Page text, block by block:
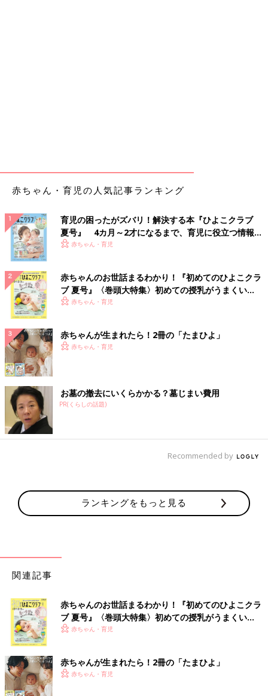
院に連れて行っていました。病院では、最初『小さい子は気管支
われていたんですが、本当にたびたび起こるので、アレルギー検
査はしなかったものの、医師が症状を見て『これ以上咳がひどく
ならないように、吸入の治療をしましょうか』ということに。そ
れで治療をスタートさせました。家でもスチーム吸入器を購入す
るなどして、長男の環境にはいろいろと気をつけていたんです
が、症状はなかなか改善しなかったんです」（インリンさん）
赤ちゃんのころから頻繁に咳をしていたというインリンさんの長
男。咳き込みすぎて、呼吸困難のようになることもあったそうで
す。
「ひどいときは息をするだけでも咳が出てしまって、咳き込みす
ぎると呼吸もうまくできないみたいで、苦しそうにしていまし
た。3～4歳くらいになって言葉を話せるようになっていたころに
は、咳き込んでしまってなかなか話せないということもありまし
たね。
んです。ひと言話したらゴホンゴホン！ ひと言話したらゴホン
子どもがつらそうに咳をしている姿は、見ていて本当にかわいそ
インリンさん一家は、長男が
日本でも台湾でもインリンさんが長男のぜんそくに向き合う日々
は続き、長男が幼稚園の年長さんから小学校低学年にかけて、症
状のピークを迎えたのです。
「台湾に来て、 幼稚園 に入ってからも、毎週のように風邪や胃腸
炎をもらってくるし、風邪をひくと咳が長びくということは変わ
りませんでした。そこで、採血をして、アレルギー検査をしてみ
赤ちゃん・育児の人気記事ランキング
育児の困ったがズバリ！解決する本『ひよこクラブ
夏号』 4カ月～2才になるまで、育児に役立つ情報が
いっぱい！
赤ちゃん・育児
赤ちゃんのお世話まるわかり！『初めてのひよこクラ
ブ 夏号』〈巻頭大特集〉初めての授乳がうまくい
く！ おっぱい・ミルクの基本と夏のトラブル 解決テ
赤ちゃん・育児
赤ちゃんが生まれたら！2冊の「たまひよ」
赤ちゃん・育児
お墓の撤去にいくらかかる？墓じまい費用
PR(くらしの話題)
Recommended by
ランキングをもっと見る
関連記事
赤ちゃんのお世話まるわかり！『初めてのひよこクラ
ブ 夏号』〈巻頭大特集〉初めての授乳がうまくい
く！ おっぱい・ミルクの基本と夏のトラブル 解決テ
赤ちゃん・育児
赤ちゃんが生まれたら！2冊の「たまひよ」
赤ちゃん・育児